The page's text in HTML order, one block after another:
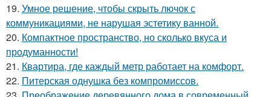
19. Умное решение, чтобы скрыть лючок с
коммуникациями, не нарушая эстетику ванной.
20. Компактное пространство, но сколько вкуса и
продуманности!
21. Квартира, где каждый метр работает на комфорт.
22. Питерская однушка без компромиссов.